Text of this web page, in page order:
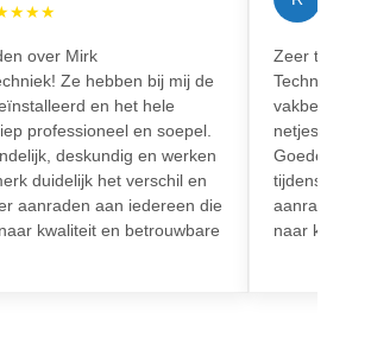
★★★
over Mirk
Ze hebben bij mij de
en het hele
professioneel en soepel.
deskundig en werken
duidelijk het verschil en
aanraden aan iedereen die
kwaliteit en betrouwbare
Zeer
Techniek!
netjes en
Goede
tijdens het
aanrader
naar